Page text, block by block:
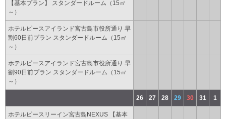
【基本プラン】 スタンダードルーム（15㎡
～）
ホテルピースアイランド宮古島市役所通り 早
割60日前プラン スタンダードルーム（15㎡
～）
ホテルピースアイランド宮古島市役所通り 早
割90日前プラン スタンダードルーム（15㎡
～）
26 27 28 29 30 31 1
ホテルピースリーイン宮古島NEXUS 【基本